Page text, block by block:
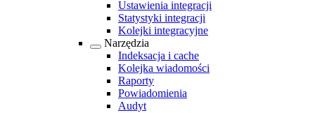
Ustawienia integracji
Statystyki integracji
Kolejki integracyjne
Narzędzia
Indeksacja i cache
Kolejka wiadomości
Raporty
Powiadomienia
Audyt